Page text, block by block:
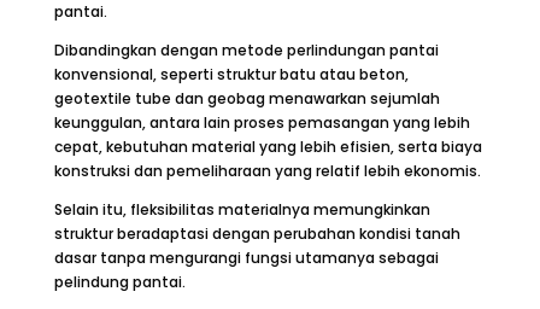
pantai.
Dibandingkan dengan metode perlindungan pantai
konvensional, seperti struktur batu atau beton,
geotextile tube dan geobag menawarkan sejumlah
keunggulan, antara lain proses pemasangan yang lebih
cepat, kebutuhan material yang lebih efisien, serta biaya
konstruksi dan pemeliharaan yang relatif lebih ekonomis.
Selain itu, fleksibilitas materialnya memungkinkan
struktur beradaptasi dengan perubahan kondisi tanah
dasar tanpa mengurangi fungsi utamanya sebagai
pelindung pantai.